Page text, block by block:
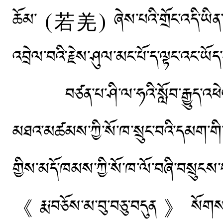
ཆོམ་ (若羌)
《རྨ་བཅོས་མ་བུ་བཅུ་བདུན》